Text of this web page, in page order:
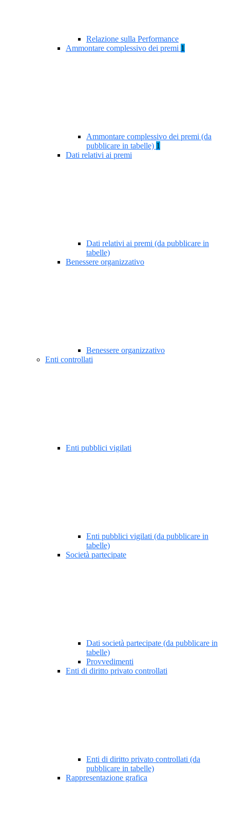
Relazione sulla Performance
Ammontare complessivo dei premi 1
Ammontare complessivo dei premi (da
pubblicare in tabelle) 1
Dati relativi ai premi
Dati relativi ai premi (da pubblicare in
tabelle)
Benessere organizzativo
Benessere organizzativo
Enti controllati
Enti pubblici vigilati
Enti pubblici vigilati (da pubblicare in
tabelle)
Società partecipate
Dati società partecipate (da pubblicare in
tabelle)
Provvedimenti
Enti di diritto privato controllati
Enti di diritto privato controllati (da
pubblicare in tabelle)
Rappresentazione grafica